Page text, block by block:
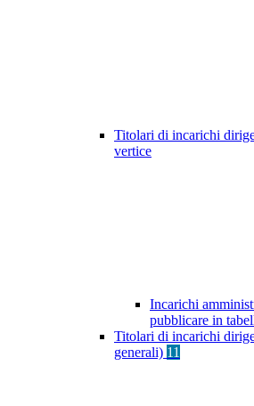
Titolari di incarichi
vertice
Incarichi
pubblicare in
Titolari di incarichi
generali) 11